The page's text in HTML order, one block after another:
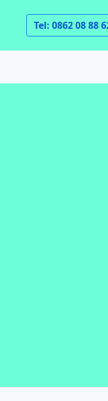
Tel: 0862 08 88